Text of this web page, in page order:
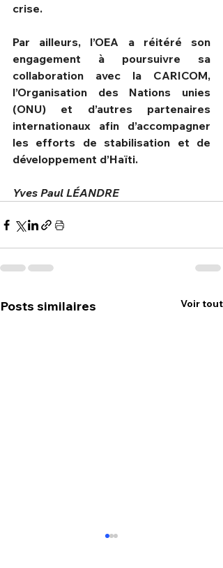
crise.
Par ailleurs, l’OEA a réitéré son
engagement à poursuivre sa
collaboration avec la CARICOM,
l’Organisation des Nations unies
(ONU) et d’autres partenaires
internationaux afin d’accompagner
les efforts de stabilisation et de
développement d’Haïti.
Yves Paul LÉANDRE
Posts similaires Voir tout